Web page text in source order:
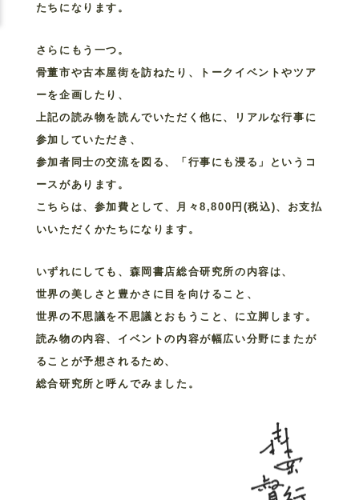
たちになります。
さらにもう一つ。
骨董市や古本屋街を訪ねたり、トークイベントやツア
ーを企画したり、
上記の読み物を読んでいただく他に、リアルな行事に
参加していただき、
参加者同士の交流を図る、「行事にも浸る」というコ
ースがあります。
こちらは、参加費として、月々8,800円(税込)、お支払
いいただくかたちになります。
いずれにしても、森岡書店総合研究所の内容は、
世界の美しさと豊かさに目を向けること、
世界の不思議を不思議とおもうこと、に立脚します。
読み物の内容、イベントの内容が幅広い分野にまたが
ることが予想されるため、
総合研究所と呼んでみました。